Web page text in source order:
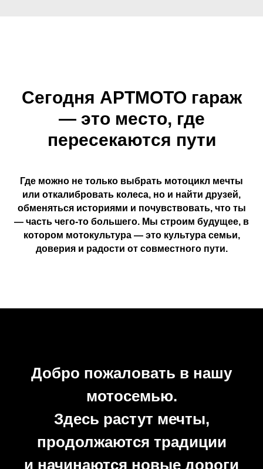
Сегодня АРТМОТО гараж
— это место, где
пересекаются пути
Где можно не только выбрать мотоцикл мечты
или откалибровать колеса, но и найти друзей,
обменяться историями и почувствовать, что ты
— часть чего-то большего. Мы строим будущее, в
котором мотокультура — это культура семьи,
доверия и радости от совместного пути.
Добро пожаловать в нашу
мотосемью.
Здесь растут мечты,
продолжаются традиции
и начинаются новые дороги